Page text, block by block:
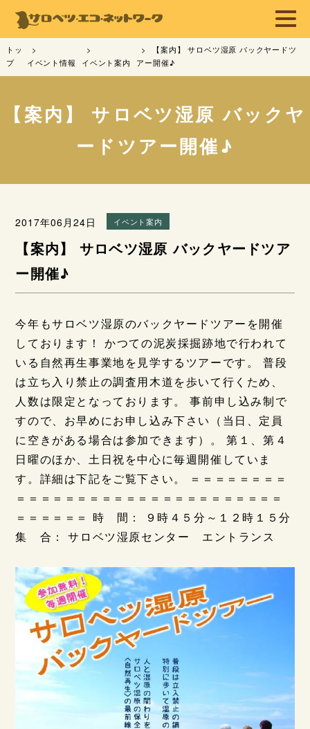
トッ
プ
イベント情報 イベント案内
【案内】 サロベツ湿原 バックヤードツ
アー開催♪
【案内】 サロベツ湿原 バックヤ
ードツアー開催♪
2017年06月24日 イベント案内
【案内】 サロベツ湿原 バックヤードツア
ー開催♪
今年もサロベツ湿原のバックヤードツアーを開催
しております！ かつての泥炭採掘跡地で行われて
いる自然再生事業地を見学するツアーです。 普段
は立ち入り禁止の調査用木道を歩いて行くため、
人数は限定となっております。 事前申し込み制で
すので、お早めにお申し込み下さい（当日、定員
に空きがある場合は参加できます）。 第１、第４
日曜のほか、土日祝を中心に毎週開催していま
す。詳細は下記をご覧下さい。 ＝＝＝＝＝＝＝＝
＝＝＝＝＝＝＝＝＝＝＝＝＝＝＝＝＝＝＝＝＝＝
＝＝＝＝＝＝ 時 間： ９時４５分～１２時１５分
集 合： サロベツ湿原センター エントランス